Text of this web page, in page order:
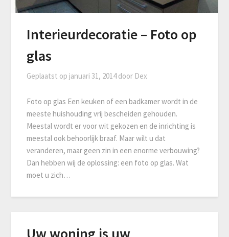
Interieurdecoratie – Foto op
glas
Geplaatst op januari 31, 2014door Dex
Foto op glas Een keuken of een badkamer wordt in de
meeste huishouding vrij bescheiden gehouden.
Meestal wordt er voor wit gekozen en de inrichting is
meestal ook behoorlijk braaf. Maar wilt u dat
veranderen, maar geen zin in een enorme verbouwing?
Dan hebben wij de oplossing: een foto op glas. Wat
moet u zich…